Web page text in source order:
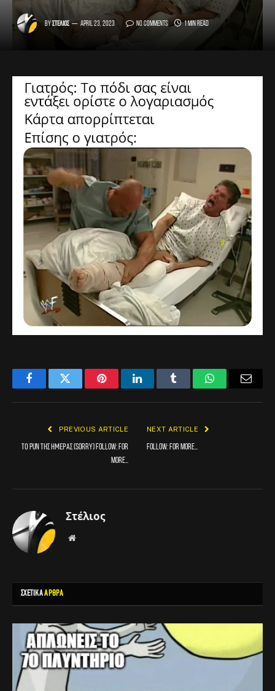
ByΣτέλιος April 23, 2023 No Comments 1 Min Read
FacebookTwitter PinterestLinkedInTumblr WhatsApp
PREVIOUS ARTICLE
Το pun της ημερας (sorry) FOLLOW: for
more…
NEXT ARTICLE
FOLLOW: for more…
Στέλιος
Website
ΣΧΕΤΙΚΑΑΡΘΡΑ